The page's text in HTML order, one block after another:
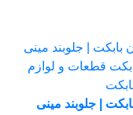
| جلوبند مینی